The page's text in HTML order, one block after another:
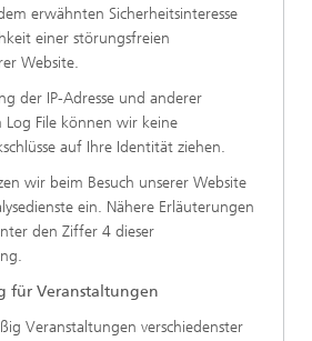
erwähnten Sicherheitsinteresse
einer störungsfreien
Website.
der IP-Adresse und anderer
File können wir keine
auf Ihre Identität ziehen.
wir beim Besuch unserer Website
ein. Nähere Erläuterungen
den Ziffer 4 dieser
für Veranstaltungen
Veranstaltungen verschiedenster